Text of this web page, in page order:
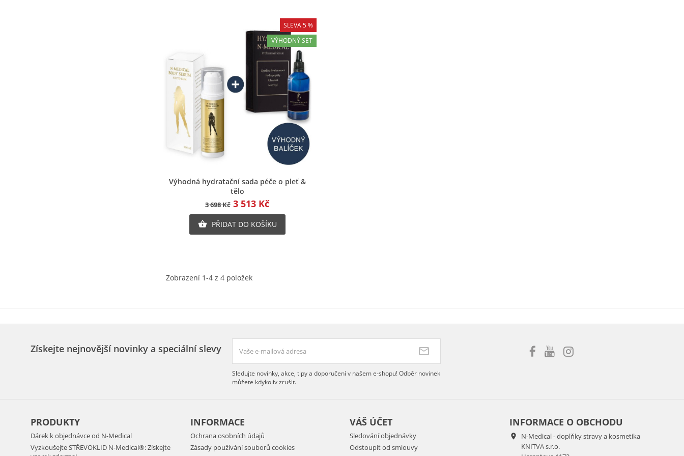
Rychlý náhled
Výhodná hydratační sada péče o pleť &
tělo
3 698 Kč 3 513 Kč
SLEVA 5 %
VÝHODNÝ SET
 PŘIDAT DO KOŠÍKU
Zobrazení 1-4 z 4 položek
Získejte nejnovější novinky a speciální slevy
Sledujte novinky, akce, tipy a doporučení v našem e-shopu! Odběr novinek
můžete kdykoliv zrušit.
PRODUKTY
Dárek k objednávce od N-Medical
Vyzkoušejte STŘEVOKLID N-Medical®: Získejte
INFORMACE
Ochrana osobních údajů
Zásady používání souborů cookies
VÁŠ ÚČET
Sledování objednávky
Odstoupit od smlouvy
INFORMACE O OBCHODU

N-Medical - doplňky stravy a kosmetika
KNITVA s.r.o.